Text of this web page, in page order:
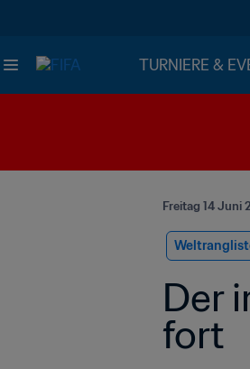
TURNIERE &
Freitag 14 Juni
Der
fort